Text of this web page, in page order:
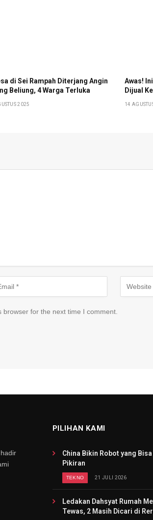
di Sei Rampah Diterjang Angin
Beliung, 4 Warga Terluka
2025
Awas!
Dijual
14
for the next time I comment.
PILIHAN KAMI
China Bikin Robot yang
Pikiran
TEKNO 21 JULI 2026
Ledakan Dahsyat Rumah
Tewas, 2 Masih Dicari di